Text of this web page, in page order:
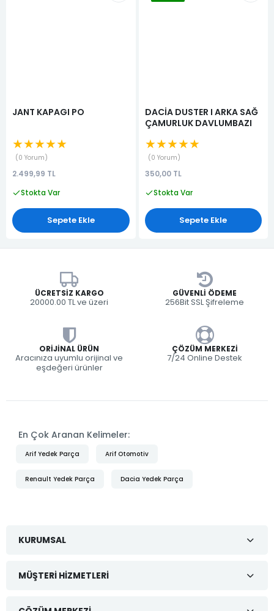
JANT KAPAGI PO
★★★★★
0 Yorum
2.499,99 TL
Stokta Var
Sepete Ekle
DACİA DUSTER I ARKA SAĞ
ÇAMURLUK DAVLUMBAZI
★★★★★
0 Yorum
350,00 TL
Stokta Var
Sepete Ekle
ÜCRETSIZ KARGO
20000.00 TL ve üzeri
GÜVENLI ÖDEME
256Bit SSL Şifreleme
ORIJINAL ÜRÜN
Aracınıza uyumlu orijinal ve
eşdeğeri ürünler
ÇÖZÜM MERKEZI
7/24 Online Destek
En Çok Aranan Kelimeler:
Arif Yedek Parça Arif Otomotiv
Renault Yedek Parça Dacia Yedek Parça
KURUMSAL
MÜŞTERI HIZMETLERI